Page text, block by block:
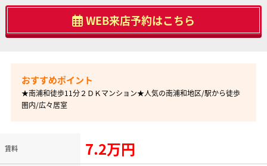
WEB来店予約はこちら
★南浦和徒歩11分２ＤＫマンション★人気の南浦和地区/駅から徒歩
圏内/広々居室
賃料 7.2万円